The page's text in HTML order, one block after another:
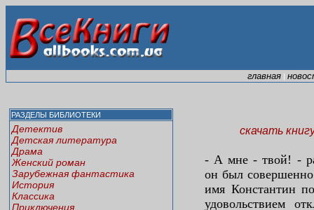
главная |
РАЗДЕЛЫ БИБЛИОТЕКИ
Детектив
Детская литература
Драма
Женский роман
Зарубежная фантастика
История
Классика
Приключения
скачать
- А мне - твой! -
он был
имя Константин
удовольствием